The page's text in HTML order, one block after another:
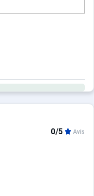
0/5 Avis